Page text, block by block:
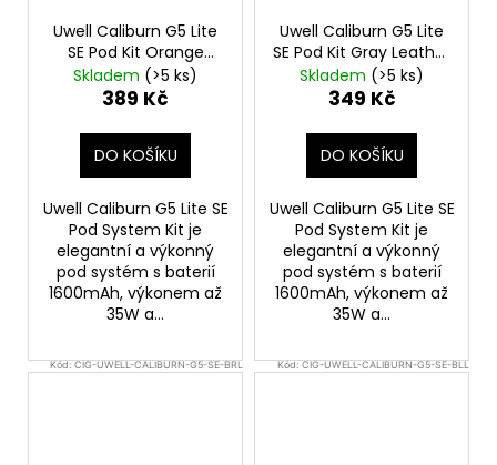
Uwell Caliburn G5 Lite
SE Pod Kit Orange
LeatherElektronická
cigareta 1600mAh
Skladem (>5 ks)
389 Kč
DO KOŠÍKU
Uwell Caliburn G5 Lite SE
Pod System Kit je
elegantní a výkonný
pod systém s baterií
1600mAh, výkonem až
35W a...
Uwell Caliburn G5 Lite
SE Pod Kit Gray Leather
Elektronická cigareta
1600mAh
Skladem (>5 ks)
349 Kč
DO KOŠÍKU
Uwell Caliburn G5 Lite SE
Pod System Kit je
elegantní a výkonný
pod systém s baterií
1600mAh, výkonem až
35W a...
Kód: CIG-UWELL-CALIBURN-G5-SE-BRL Kód: CIG-UWELL-CALIBURN-G5-SE-BLL